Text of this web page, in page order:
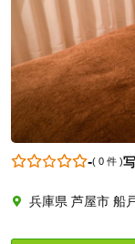
-( 0 件)
兵庫県 芦屋市 船
「健康に